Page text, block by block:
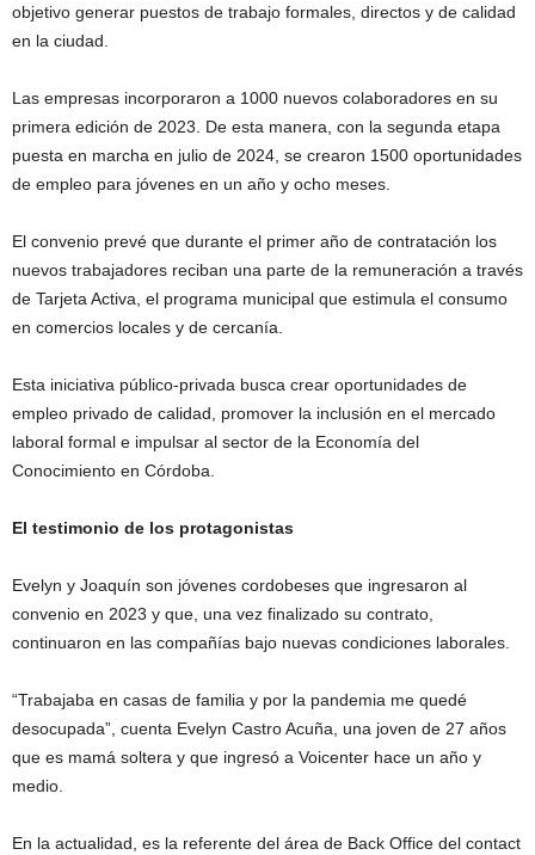
objetivo generar puestos de trabajo formales, directos y de calidad
en la ciudad.
Las empresas incorporaron a 1000 nuevos colaboradores en su
primera edición de 2023. De esta manera, con la segunda etapa
puesta en marcha en julio de 2024, se crearon 1500 oportunidades
de empleo para jóvenes en un año y ocho meses.
El convenio prevé que durante el primer año de contratación los
nuevos trabajadores reciban una parte de la remuneración a través
de Tarjeta Activa, el programa municipal que estimula el consumo
en comercios locales y de cercanía.
Esta iniciativa público-privada busca crear oportunidades de
empleo privado de calidad, promover la inclusión en el mercado
laboral formal e impulsar al sector de la Economía del
Conocimiento en Córdoba.
El testimonio de los protagonistas
Evelyn y Joaquín son jóvenes cordobeses que ingresaron al
convenio en 2023 y que, una vez finalizado su contrato,
continuaron en las compañías bajo nuevas condiciones laborales.
“Trabajaba en casas de familia y por la pandemia me quedé
desocupada”, cuenta Evelyn Castro Acuña, una joven de 27 años
que es mamá soltera y que ingresó a Voicenter hace un año y
medio.
En la actualidad, es la referente del área de Back Office del contact